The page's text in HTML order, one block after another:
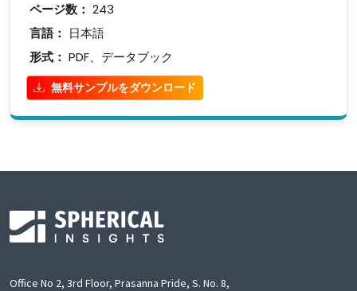
ページ数： 243
言語： 日本語
形式： PDF、データブック
無料サンプルをダウンロード
Office No 2, 3rd Floor, Prasanna Pride, S. No. 8,